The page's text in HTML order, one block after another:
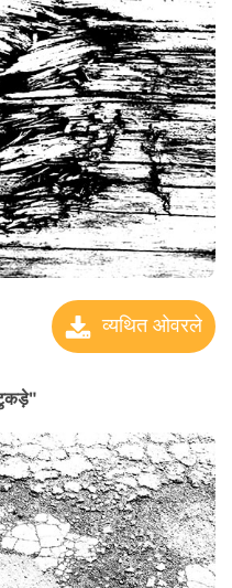
व्यथित ओवरले